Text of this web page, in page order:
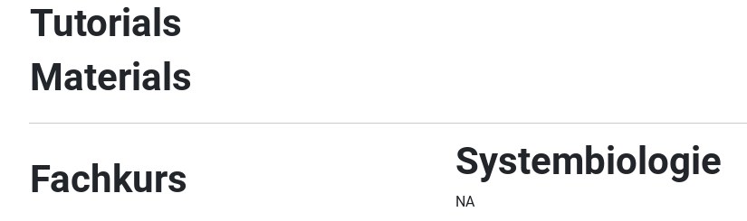
Tutorials
Materials
Fachkurs Systembiologie
NA